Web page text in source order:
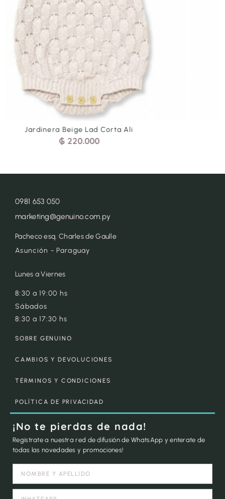
Jardinera Cel Tren Arr Corta Bra
0981 653 050
marketing@genuino.com.py
Pacheco esq. Charles de Gaulle
Asunción - Paraguay
Lunes a Viernes
8:30 a 19:00 hs
Sábados
8:30 a 17:30 hs
SOBRE GENUINO
CAMBIOS Y DEVOLUCIONES
TÉRMINOS Y CONDICIONES
POLÍTICA DE PRIVACIDAD
¡No te pierdas de nada!
Registrate a nuestra red de difusión de WhatsApp y enterate de
todas las novedades y promociones!